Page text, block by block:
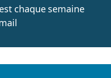
chaque semaine